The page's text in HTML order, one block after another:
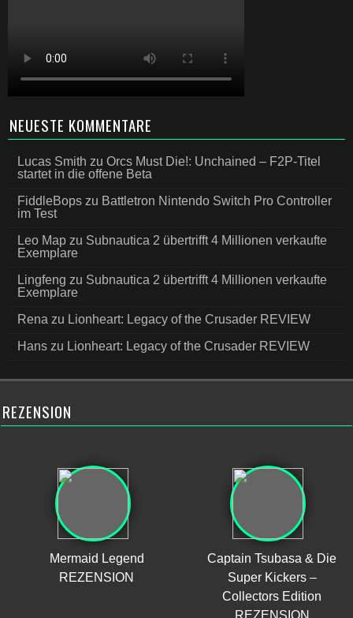
NEUESTE KOMMENTARE
Lucas Smith zu Orcs Must Die!: Unchained – F2P-Titel
startet in die offene Beta
FiddleBops zu Battletron Nintendo Switch Pro Controller
im Test
Leo Map zu Subnautica 2 übertrifft 4 Millionen verkaufte
Exemplare
Lingfeng zu Subnautica 2 übertrifft 4 Millionen verkaufte
Exemplare
Rena zu Lionheart: Legacy of the Crusader REVIEW
Hans zu Lionheart: Legacy of the Crusader REVIEW
REZENSION
Mermaid Legend
REZENSION
Captain Tsubasa & Die
Super Kickers –
Collectors Edition
REZENSION